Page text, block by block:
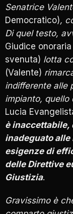
Senatrice
Democratico),
Di quel testo,
Giudice
svenuta) lotta
(Valente)
indifferente alle
impianto, quello
Lucia
è
inadeguato
esigenze di
delle Direttive
Giustizia.
Gravissimo è